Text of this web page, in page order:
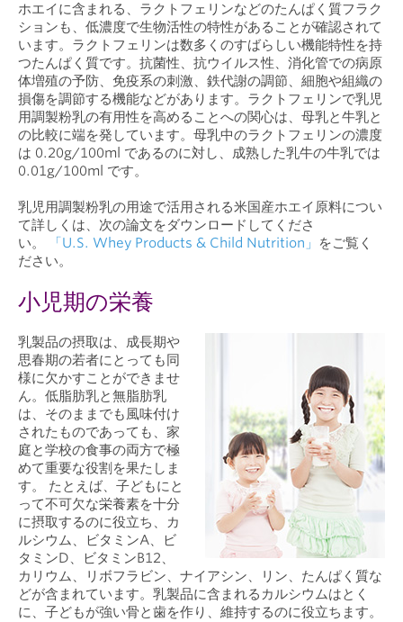
ホエイに含まれる、ラクトフェリンなどのたんぱく質フラク
ションも、低濃度で生物活性の特性があることが確認されて
います。ラクトフェリンは数多くのすばらしい機能特性を持
つたんぱく質です。抗菌性、抗ウイルス性、消化管での病原
体増殖の予防、免疫系の刺激、鉄代謝の調節、細胞や組織の
損傷を調節する機能などがあります。ラクトフェリンで乳児
用調製粉乳の有用性を高めることへの関心は、母乳と牛乳と
の比較に端を発しています。母乳中のラクトフェリンの濃度
は 0.20g/100ml であるのに対し、成熟した乳牛の牛乳では
0.01g/100ml です。
乳児用調製粉乳の用途で活用される米国産ホエイ原料につい
て詳しくは、次の論文をダウンロードしてくださ
い。
「U.S. Whey Products & Child Nutrition」
をご覧く
ださい。
小児期の栄養
乳製品の摂取は、成長期や
思春期の若者にとっても同
様に欠かすことができませ
ん。低脂肪乳と無脂肪乳
は、そのままでも風味付け
されたものであっても、家
庭と学校の食事の両方で極
めて重要な役割を果たしま
す。 たとえば、子どもにと
って不可欠な栄養素を十分
に摂取するのに役立ち、カ
ルシウム、ビタミンA、ビ
タミンD、ビタミンB12、
カリウム、リボフラビン、ナイアシン、リン、たんぱく質な
どが含まれています。乳製品に含まれるカルシウムはとく
に、子どもが強い骨と歯を作り、維持するのに役立ちます。